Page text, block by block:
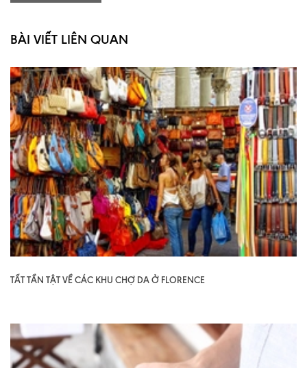
BÀI VIẾT LIÊN QUAN
TẤT TẦN TẬT VỀ CÁC KHU CHỢ DA Ở FLORENCE